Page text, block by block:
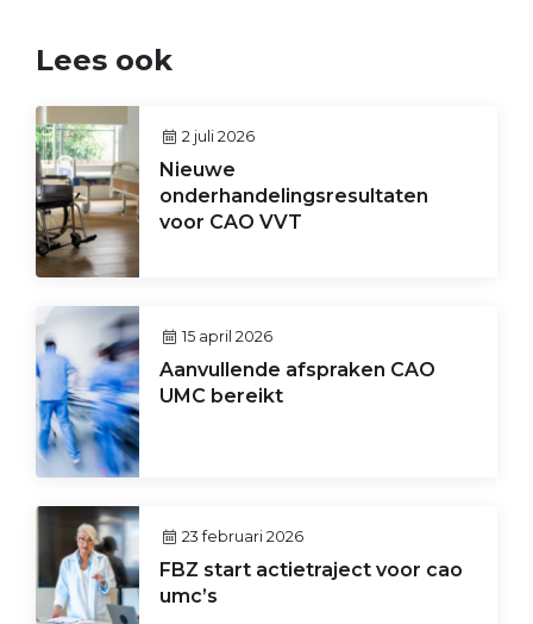
Lees ook
2 juli 2026
Nieuwe
onderhandelingsresultaten
voor CAO VVT
15 april 2026
Aanvullende afspraken CAO
UMC bereikt
23 februari 2026
FBZ start actietraject voor cao
umc’s